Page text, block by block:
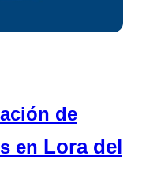
de
en Lora del